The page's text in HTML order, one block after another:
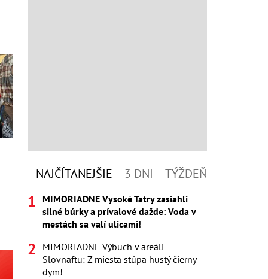
NAJČÍTANEJŠIE 3 DNI TÝŽDEŇ
MIMORIADNE Vysoké Tatry zasiahli
silné búrky a prívalové dažde: Voda v
mestách sa valí ulicami!
MIMORIADNE Výbuch v areáli
Slovnaftu: Z miesta stúpa hustý čierny
dym!